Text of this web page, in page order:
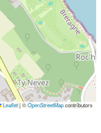
les soirées
le
Leaflet|©OpenStreetMapcontributors